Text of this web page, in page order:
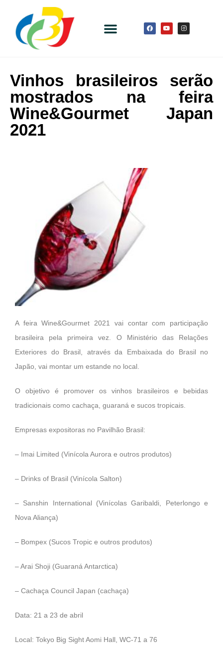
Vinhos brasileiros serão
mostrados na feira
Wine&Gourmet Japan
2021
A feira Wine&Gourmet 2021 vai contar com participação
brasileira pela primeira vez. O Ministério das Relações
Exteriores do Brasil, através da Embaixada do Brasil no
Japão, vai montar um estande no local.
O objetivo é promover os vinhos brasileiros e bebidas
tradicionais como cachaça, guaraná e sucos tropicais.
Empresas expositoras no Pavilhão Brasil:
– Imai Limited (Vinícola Aurora e outros produtos)
– Drinks of Brasil (Vinícola Salton)
– Sanshin International (Vinícolas Garibaldi, Peterlongo e
Nova Aliança)
– Bompex (Sucos Tropic e outros produtos)
– Arai Shoji (Guaraná Antarctica)
– Cachaça Council Japan (cachaça)
Data: 21 a 23 de abril
Local: Tokyo Big Sight Aomi Hall, WC-71 a 76